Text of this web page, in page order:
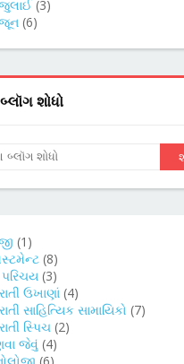
(3)
(6)
શોધો
(1)
(8)
(3)
ઉખાણાં (4)
સાહિત્યિક સામાયિકો (7)
સ્પિચ (2)
જેવું (4)
(6)